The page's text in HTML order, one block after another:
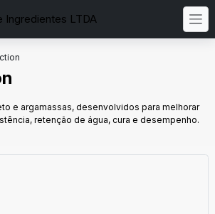
e argamassas, desenvolvidos para melhorar
retenção de água, cura e desempenho.